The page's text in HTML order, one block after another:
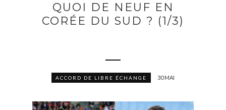
QUOI DE NEUF EN
CORÉE DU SUD ? (1/3)
ACCORD DE LIBRE ÉCHANGE 30 MAI